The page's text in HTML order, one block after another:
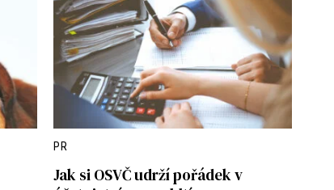
PR
Jak si OSVČ udrží pořádek v